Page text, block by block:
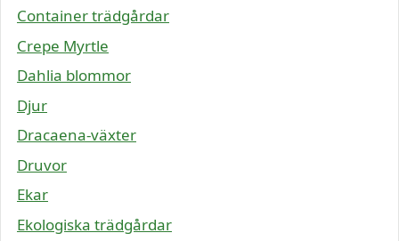
Container trädgårdar
Crepe Myrtle
Dahlia blommor
Djur
Dracaena-växter
Druvor
Ekar
Ekologiska trädgårdar